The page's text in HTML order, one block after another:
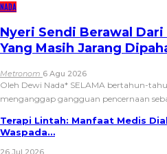
NADA
Nyeri Sendi Berawal Dari
Yang Masih Jarang
Metronom 6 Agu 2026
Oleh Dewi Nada* SELAMA bertahun-
menganggap gangguan pencernaan
Terapi Lintah: Manfaat Medis
Waspada…
26 Jul 2026